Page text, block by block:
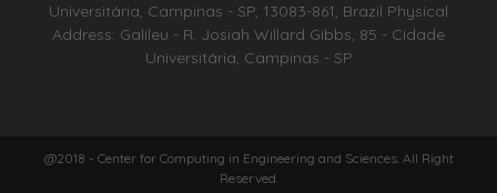
Universitária, Campinas - SP, 13083-861, Brazil Physical
Address: Galileu - R. Josiah Willard Gibbs, 85 - Cidade
Universitária, Campinas - SP
@2018 - Center for Computing in Engineering and Sciences. All Right
Reserved.